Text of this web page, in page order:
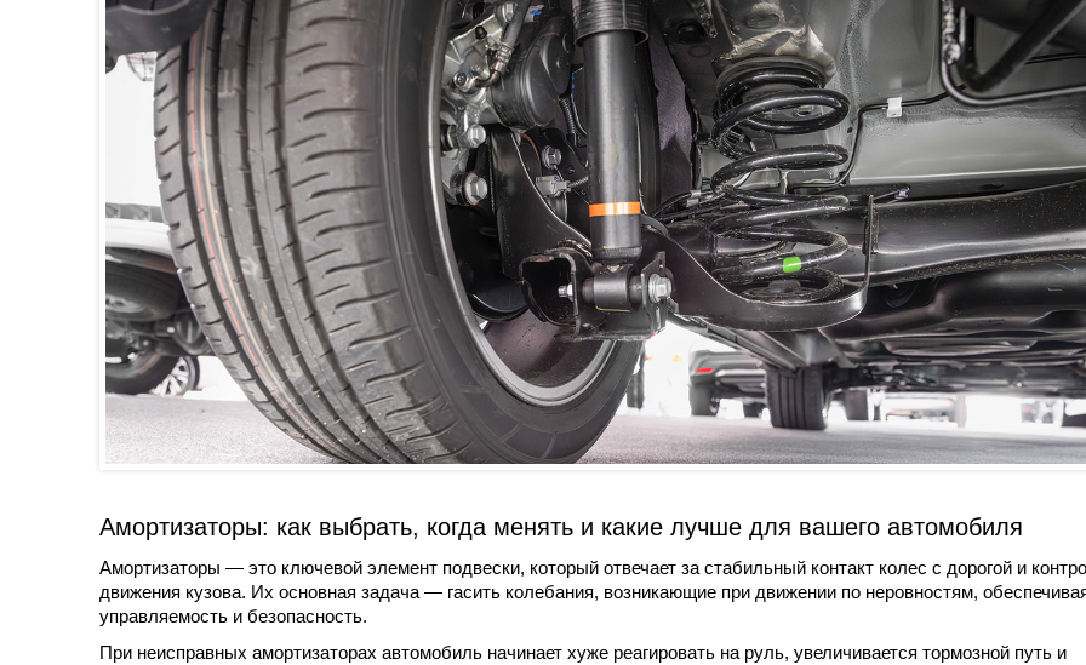
Амортизаторы: как выбрать, когда менять и какие лучше для вашего автомобиля
Амортизаторы — это ключевой элемент подвески, который отвечает за стабильный контакт колес с дорогой и
движения кузова. Их основная задача — гасить колебания, возникающие при движении по неровностям,
управляемость и безопасность.
При неисправных амортизаторах автомобиль начинает хуже реагировать на руль, увеличивается тормозной путь и